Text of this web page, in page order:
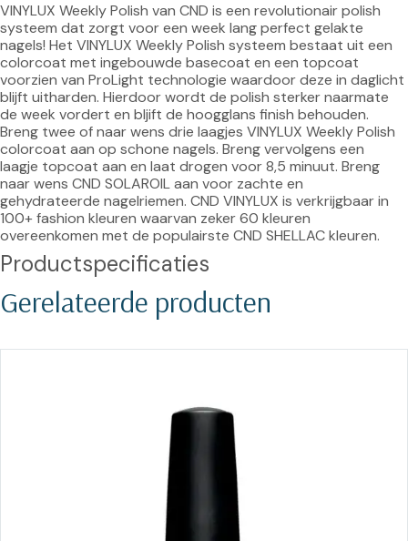
VINYLUX Weekly Polish van CND is een revolutionair polish
systeem dat zorgt voor een week lang perfect gelakte
nagels! Het VINYLUX Weekly Polish systeem bestaat uit een
colorcoat met ingebouwde basecoat en een topcoat
voorzien van ProLight technologie waardoor deze in daglicht
blijft uitharden. Hierdoor wordt de polish sterker naarmate
de week vordert en bljift de hoogglans finish behouden.
Breng twee of naar wens drie laagjes VINYLUX Weekly Polish
colorcoat aan op schone nagels. Breng vervolgens een
laagje topcoat aan en laat drogen voor 8,5 minuut. Breng
naar wens CND SOLAROIL aan voor zachte en
gehydrateerde nagelriemen. CND VINYLUX is verkrijgbaar in
100+ fashion kleuren waarvan zeker 60 kleuren
overeenkomen met de populairste CND SHELLAC kleuren.
Productspecificaties
Gerelateerde producten